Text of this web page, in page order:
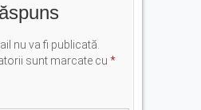
nu va fi publicată.
sunt marcate cu *